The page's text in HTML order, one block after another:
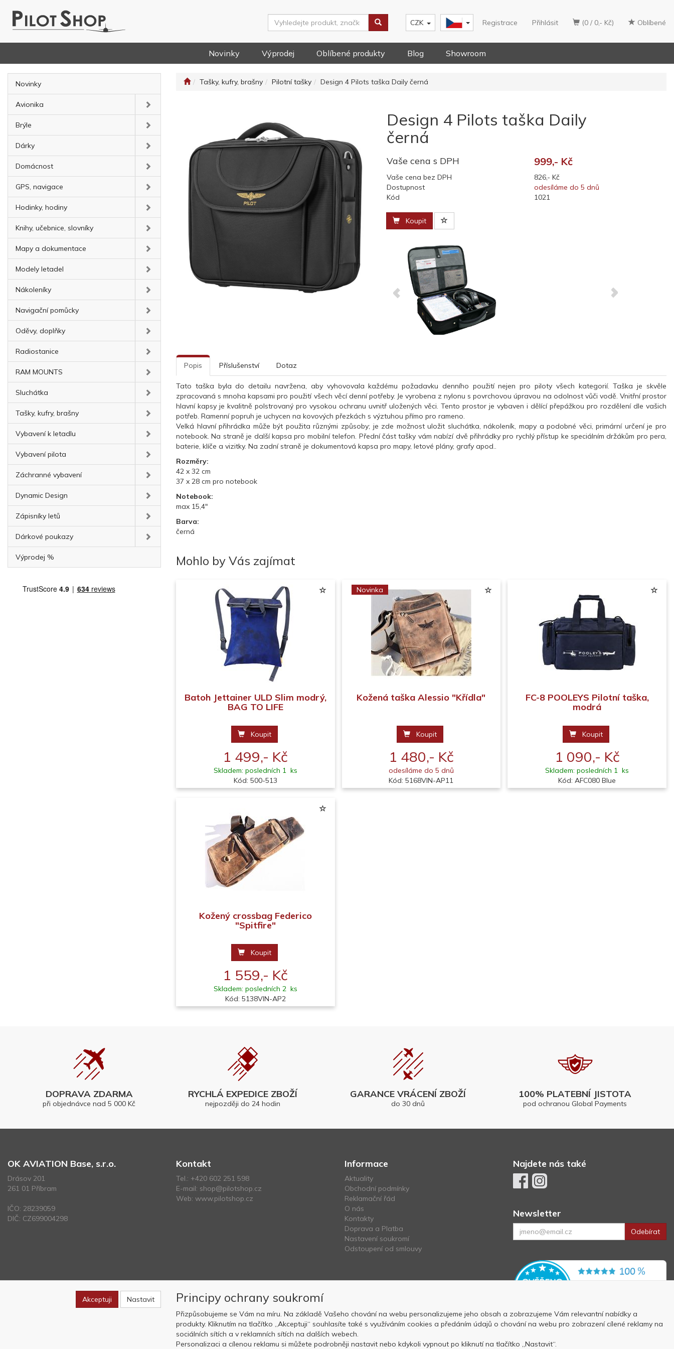
(0 / 0,- Kč) Oblíbené
Registrace Přihlásit
CZK
Novinky Výprodej Oblíbené produkty Blog Showroom
Novinky
Avionika
Brýle
Dárky
Domácnost
GPS, navigace
Hodinky, hodiny
Knihy, učebnice, slovníky
Mapy a dokumentace
Modely letadel
Nákoleníky
Navigační pomůcky
Oděvy, doplňky
Radiostanice
RAM MOUNTS
Sluchátka
Tašky, kufry, brašny
Vybavení k letadlu
Vybavení pilota
Záchranné vybavení
Dynamic Design
Zápisníky letů
Dárkové poukazy
Výprodej %
Tašky, kufry, brašny Pilotní tašky Design 4 Pilots taška Daily černá
Design 4 Pilots taška Daily
černá
Vaše cena s DPH 999,- Kč
Vaše cena bez DPH
826,- Kč
Dostupnost
odesíláme do 5 dnů
Kód
1021
Koupit
Popis Příslušenství Dotaz
Tato taška byla do detailu navržena, aby vyhovovala každému požadavku denního použití nejen pro piloty všech kategorií.Taška je skvěle
zpracovaná s mnoha kapsami pro použití všech věcí denní potřeby. Je vyrobena z nylonu s povrchovou úpravou na odolnost vůči vodě. Vnitřní prostor
hlavní kapsy je kvalitně polstrovaný pro vysokou ochranu uvnitř uložených věci. Tento prostor je vybaven i dělící přepážkou pro rozdělení dle vašich
potřeb. Ramenní popruh je uchycen na kovových přezkách s výztuhou přímo pro rameno.
Velká hlavnípřihrádka může být použita různými způsoby; je zde možnost uložit sluchátka, nákoleník, mapy a podobné věci, primární určení je pro
notebook.Na straně je další kapsa pro mobilní telefon. Přední částtašky vám nabízí dvě přihrádky pro rychlý přístup ke speciálním držákům pro pera,
baterie, klíče a vizitky. Na zadní straně je dokumentová kapsa pro mapy, letové plány, grafy apod..
Rozměry:
42 x 32 cm
37 x 28 cm pro notebook
Notebook:
max 15,4"
Barva:
černá
Mohlo by Vás zajímat
Batoh Jettainer ULD Slim modrý,
BAG TO LIFE
Koupit
1 499,- Kč
Skladem: posledních 1 ks
Kód: 500-513
Novinka
Kožená taška Alessio "Křídla"
Koupit
1 480,- Kč
odesíláme do 5 dnů
Kód: 5168VIN-AP11
FC-8 POOLEYS Pilotní taška,
modrá
Koupit
1 090,- Kč
Skladem: posledních 1 ks
Kód: AFC080 Blue
Kožený crossbag Federico
"Spitfire"
Koupit
1 559,- Kč
Skladem: posledních 2 ks
Kód: 5138VIN-AP2
DOPRAVA ZDARMA
při objednávce nad 5 000 Kč
RYCHLÁ EXPEDICE ZBOŽÍ
nejpozději do 24 hodin
GARANCE VRÁCENÍ ZBOŽÍ
do 30 dnů
100% PLATEBNÍ JISTOTA
pod ochranou Global Payments
OK AVIATION Base, s.r.o.
Drásov 201
261 01 Příbram
IČO: 28239059
DIČ: CZ699004298
Kontakt
Tel.: +420 602 251 598
E-mail: shop@pilotshop.cz
Web: www.pilotshop.cz
Informace
Aktuality
Obchodní podmínky
Reklamační řád
O nás
Kontakty
Doprava a Platba
Nastavení soukromí
Odstoupení od smlouvy
Najdete nás také
Newsletter
Odebírat
Copyright © OK AVIATION Base, s.r.o. 2022, powered by ABRA E-shop
Akceptuji Nastavit Principy ochrany soukromí
Přizpůsobujeme se Vám na míru. Na základě Vašeho chování na webu personalizujeme jeho obsah a zobrazujeme Vám relevantní nabídky a
produkty. Kliknutím na tlačítko „Akceptuji“ souhlasíte také s využíváním cookies a předáním údajů o chování na webu pro zobrazení cílené reklamy na
sociálních sítích a v reklamních sítích na dalších webech.
Personalizaci a cílenou reklamu si můžete podrobněji nastavit nebo kdykoli vypnout po kliknutí na tlačítko „Nastavit“.